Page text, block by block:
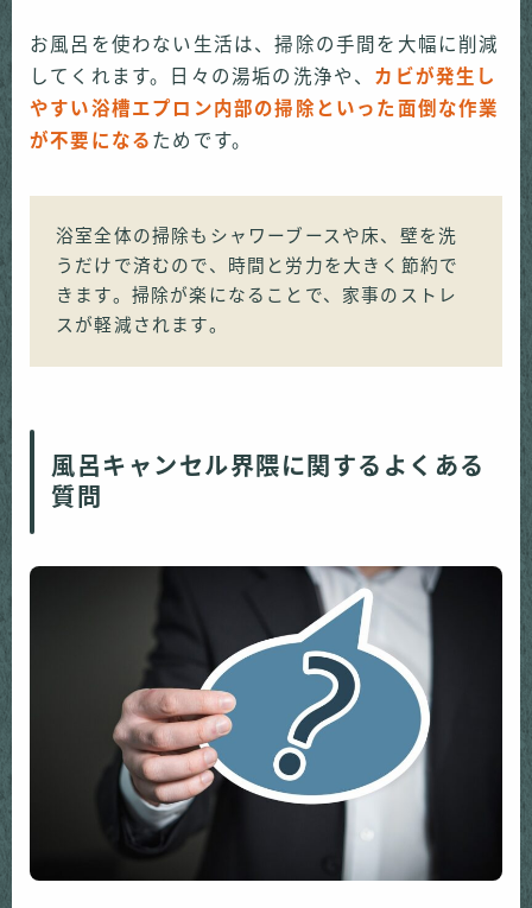
お風呂を使わない生活は、掃除の手間を大幅に削減
してくれます。日々の湯垢の洗浄や、 カビが発生し
やすい浴槽エプロン内部の掃除といった面倒な作業
が不要になる ためです。
浴室全体の掃除もシャワーブースや床、壁を洗
うだけで済むので、時間と労力を大きく節約で
きます。掃除が楽になることで、家事のストレ
スが軽減されます。
風呂キャンセル界隈に関するよくある
質問